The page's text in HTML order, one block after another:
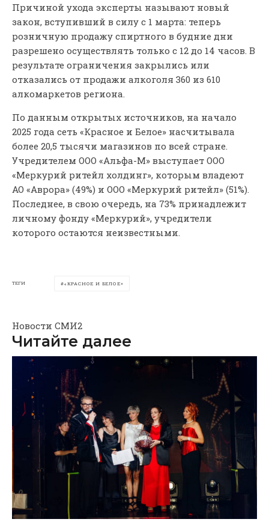
Причиной ухода эксперты называют новый
закон, вступивший в силу с 1 марта: теперь
розничную продажу спиртного в будние дни
разрешено осуществлять только с 12 до 14 часов. В
результате ограничения закрылись или
отказались от продажи алкоголя 360 из 610
алкомаркетов региона.
По данным открытых источников, на начало
2025 года сеть «Красное и Белое» насчитывала
более 20,5 тысячи магазинов по всей стране.
Учредителем ООО «Альфа-М» выступает ООО
«Меркурий ритейл холдинг», которым владеют
АО «Аврора» (49%) и ООО «Меркурий ритейл» (51%).
Последнее, в свою очередь, на 73% принадлежит
личному фонду «Меркурий», учредители
которого остаются неизвестными.
ТЕГИ «КРАСНОЕ И БЕЛОЕ»
Новости СМИ2
Читайте далее